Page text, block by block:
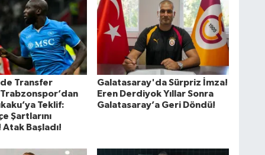
Transfer
Trabzonspor’dan
Teklif:
Şartlarını
Başladı!
Galatasaray'da Sürpriz İmza!
Eren Derdiyok Yıllar Sonra
Galatasaray’a Geri Döndü!